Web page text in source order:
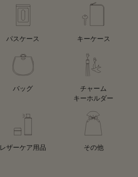
パスケース キーケース
バッグ
チャーム
キーホルダー
レザーケア用品 その他